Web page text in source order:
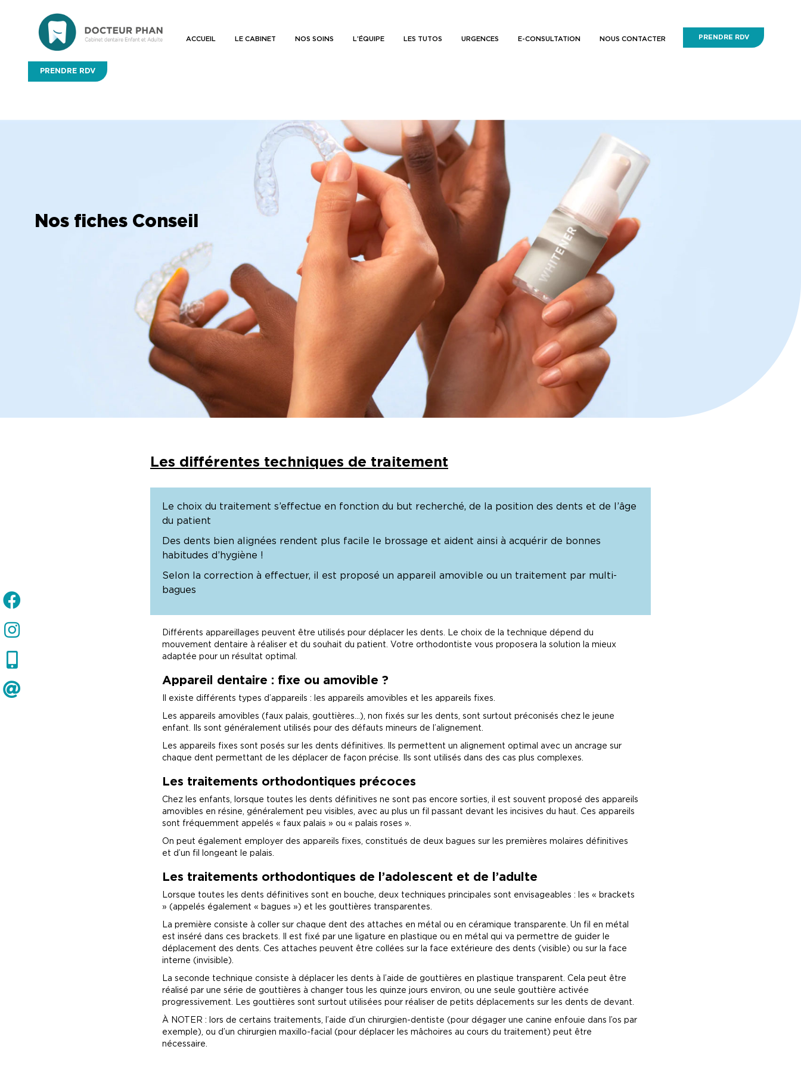
ACCUEIL LE CABINET NOS SOINS L’ÉQUIPE LES TUTOS URGENCES E-CONSULTATION NOUS CONTACTER PRENDRE RDV
PRENDRE RDV
Nos fiches Conseil
Les différentes techniques de traitement
Le choix du traitement s’effectue en fonction du but recherché, de la position des dents et de l’âge
du patient
Des dents bien alignées rendent plus facile le brossage et aident ainsi à acquérir de bonnes
habitudes d’hygiène !
Selon la correction à effectuer, il est proposé un appareil amovible ou un traitement par multi-
bagues
Différents appareillages peuvent être utilisés pour déplacer les dents. Le choix de la technique dépend du
mouvement dentaire à réaliser et du souhait du patient. Votre orthodontiste vous proposera la solution la mieux
adaptée pour un résultat optimal.
Appareil dentaire : fixe ou amovible ?
Il existe différents types d’appareils : les appareils amovibles et les appareils fixes.
Les appareils amovibles (faux palais, gouttières…), non fixés sur les dents, sont surtout préconisés chez le jeune
enfant. Ils sont généralement utilisés pour des défauts mineurs de l’alignement.
Les appareils fixes sont posés sur les dents définitives. Ils permettent un alignement optimal avec un ancrage sur
chaque dent permettant de les déplacer de façon précise. Ils sont utilisés dans des cas plus complexes.
Les traitements orthodontiques précoces
Chez les enfants, lorsque toutes les dents définitives ne sont pas encore sorties, il est souvent proposé des appareils
amovibles en résine, généralement peu visibles, avec au plus un fil passant devant les incisives du haut. Ces appareils
sont fréquemment appelés « faux palais » ou « palais roses ».
On peut également employer des appareils fixes, constitués de deux bagues sur les premières molaires définitives
et d’un fil longeant le palais.
Les traitements orthodontiques de l’adolescent et de l’adulte
Lorsque toutes les dents définitives sont en bouche, deux techniques principales sont envisageables : les « brackets
» (appelés également « bagues ») et les gouttières transparentes.
La première consiste à coller sur chaque dent des attaches en métal ou en céramique transparente. Un fil en métal
est inséré dans ces brackets. Il est fixé par une ligature en plastique ou en métal qui va permettre de guider le
déplacement des dents. Ces attaches peuvent être collées sur la face extérieure des dents (visible) ou sur la face
interne (invisible).
La seconde technique consiste à déplacer les dents à l’aide de gouttières en plastique transparent. Cela peut être
réalisé par une série de gouttières à changer tous les quinze jours environ, ou une seule gouttière activée
progressivement. Les gouttières sont surtout utilisées pour réaliser de petits déplacements sur les dents de devant.
À NOTER : lors de certains traitements, l’aide d’un chirurgien-dentiste (pour dégager une canine enfouie dans l’os par
exemple), ou d’un chirurgien maxillo-facial (pour déplacer les mâchoires au cours du traitement) peut être
nécessaire.